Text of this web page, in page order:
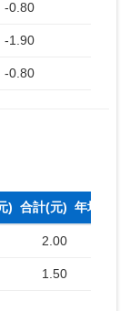
-0.80
-1.90
-0.80
) 合計(元) 年均收盤
2.00
1.50